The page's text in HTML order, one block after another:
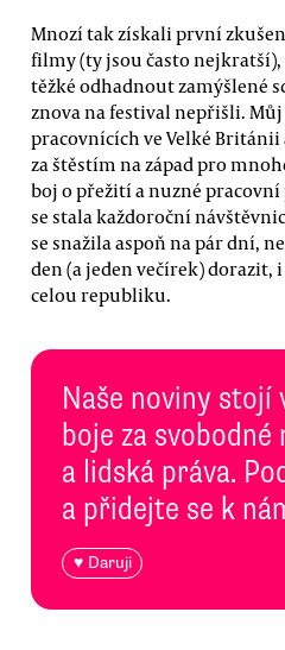
Mnozí tak získali první
filmy (ty jsou často
těžké odhadnout zamýšlené
znova na festival nepřišli.
pracovnících ve Velké Británii
za štěstím na západ pro
boj o přežití a nuzné
se stala každoroční
se snažila aspoň na pár dní,
den (a jeden večírek) dorazit,
celou republiku.
Naše noviny stojí
boje za
a lidská práva.
a přidejte se k
♥ Daruji